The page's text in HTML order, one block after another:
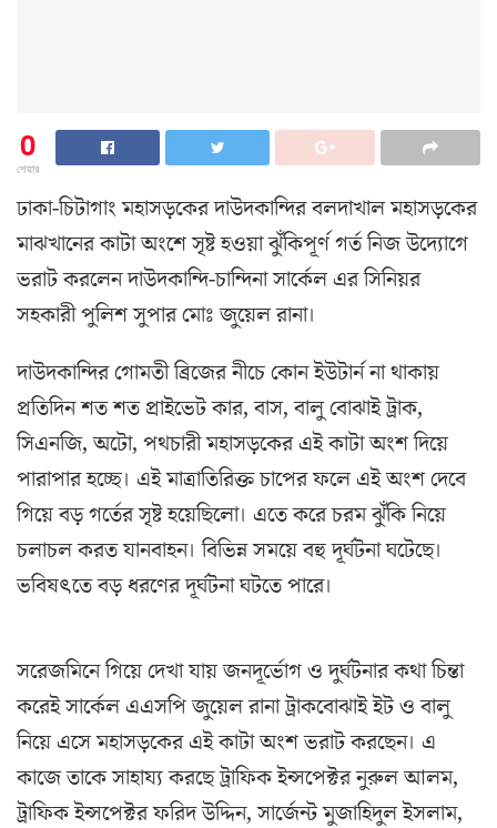
0
শেয়ার
ঢাকা-চিটাগাং মহাসড়কের দাউদকান্দির বলদাখাল মহাসড়কের
মাঝখানের কাটা অংশে সৃষ্ট হওয়া ঝুঁ‌কিপূর্ণ গর্ত নিজ উদ্যোগে
ভরাট করলেন দাউদকান্দি-চান্দিনা সার্কেল এর সিনিয়র
সহকারী পুলিশ সুপার মোঃ জুয়েল রানা।
দাউদকান্দির গোমতী ব্রিজের নীচে কোন ইউটার্ন না থাকায়
প্রতিদিন শত শত প্রাইভেট কার, বাস, বালু বোঝাই ট্রাক,
সিএনজি, অটো, পথচারী মহাসড়কের এই কাটা অংশ দিয়ে
পারাপার হচ্ছে। এই মাত্রাতিরিক্ত চাপের ফলে এই অংশ দেবে
গিয়ে বড় গর্তের সৃষ্ট হয়েছিলো। এতে করে চরম ঝুঁকি নিয়ে
চলাচল করত যানবাহন। বিভিন্ন সময়ে বহু দূর্ঘটনা ঘটেছে।
ভবিষৎতে বড় ধরণের দূর্ঘটনা ঘটতে পারে।
সরেজমিনে গিয়ে দেখা যায় জনদূর্ভোগ ও দুর্ঘটনার কথা চিন্তা
করেই সার্কেল এএসপি জুয়েল রানা ট্রাকবোঝাই ইট ও বালু
নিয়ে এসে মহাসড়কের এই কাটা অংশ ভরাট করছেন। এ
কাজে তাকে সাহায্য করছে ট্রাফিক ইন্সপেক্টর নুরুল আলম,
ট্রাফিক ইন্সপেক্টর ফরিদ উদ্দিন, সার্জেন্ট মুজাহিদুল ইসলাম,